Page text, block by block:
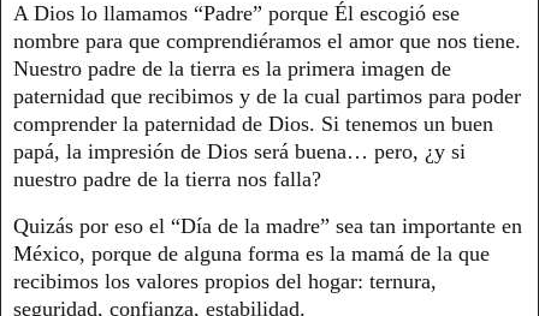
A Dios lo llamamos “Padre” porque Él escogió ese
nombre para que comprendiéramos el amor que nos tiene.
Nuestro padre de la tierra es la primera imagen de
paternidad que recibimos y de la cual partimos para poder
comprender la paternidad de Dios. Si tenemos un buen
papá, la impresión de Dios será buena… pero, ¿y si
nuestro padre de la tierra nos falla?
Quizás por eso el “Día de la madre” sea tan importante en
México, porque de alguna forma es la mamá de la que
recibimos los valores propios del hogar: ternura,
seguridad, confianza, estabilidad.